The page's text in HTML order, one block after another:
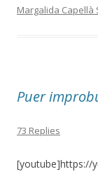
Margalida Capellà
Puer
73 Replies
[youtube]https://